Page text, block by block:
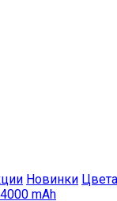
Новинки Цвета
mAh